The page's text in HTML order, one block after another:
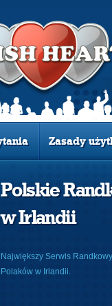
Zasady
Polskie
w Irlandii
Największy Serwis
Polaków w Irlandii.